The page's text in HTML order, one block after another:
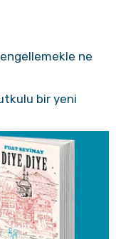
engellemekle ne
bir yeni